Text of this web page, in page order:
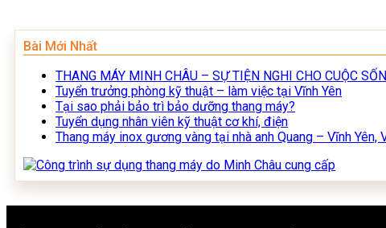
Bài Mới Nhất
THANG MÁY MINH CHÂU – SỰ TIỆN NGHI CHO CUỘC
Tuyển trưởng phòng kỹ thuật – làm việc tại Vĩnh Yên
Tại sao phải bảo trì bảo dưỡng thang máy?
Tuyển dụng nhân viên kỹ thuật cơ khí, điện
Thang máy inox gương vàng tại nhà anh Quang – Vĩnh Yên,